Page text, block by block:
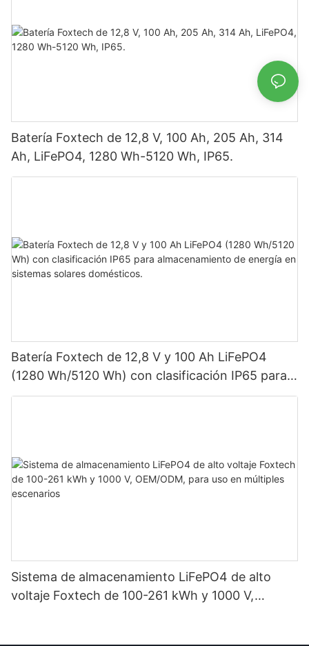
Batería Foxtech de 12,8 V, 100 Ah, 205 Ah, 314
Ah, LiFePO4, 1280 Wh-5120 Wh, IP65.
Batería Foxtech de 12,8 V y 100 Ah LiFePO4
(1280 Wh/5120 Wh) con clasificación IP65 para
almacenamiento de energía en sistemas solares
Sistema de almacenamiento LiFePO4 de alto
voltaje Foxtech de 100-261 kWh y 1000 V,